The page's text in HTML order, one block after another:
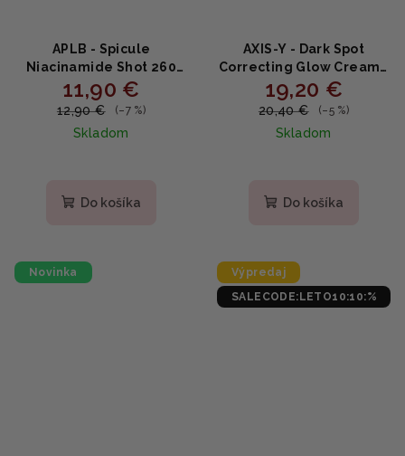
APLB - Spicule
Niacinamide Shot 260
Cream - Krém s
niacínamidom a
extraktmi 55ml
11,90 €
12,90 € (–7 %)
Skladom
Do košíka
AXIS-Y - Dark Spot
Correcting Glow Cream -
Rozjasňujúci krém proti
pigmentovým škvrnám s
niacínamidom a
arbutínom 50ml
19,20 €
20,40 € (–5 %)
Skladom
produktu
hviezdičiek.
Do košíka
Novinka
Výpredaj
SALECODE:LETO10:10:%